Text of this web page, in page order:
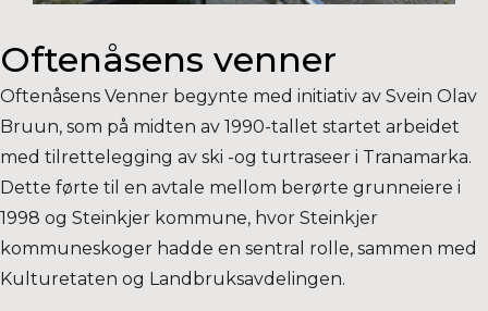
Oftenåsens venner
Oftenåsens Venner begynte med initiativ av Svein Olav
Bruun, som på midten av 1990-tallet startet arbeidet
med tilrettelegging av ski -og turtraseer i Tranamarka.
Dette førte til en avtale mellom berørte grunneiere i
1998 og Steinkjer kommune, hvor Steinkjer
kommuneskoger hadde en sentral rolle, sammen med
Kulturetaten og Landbruksavdelingen.